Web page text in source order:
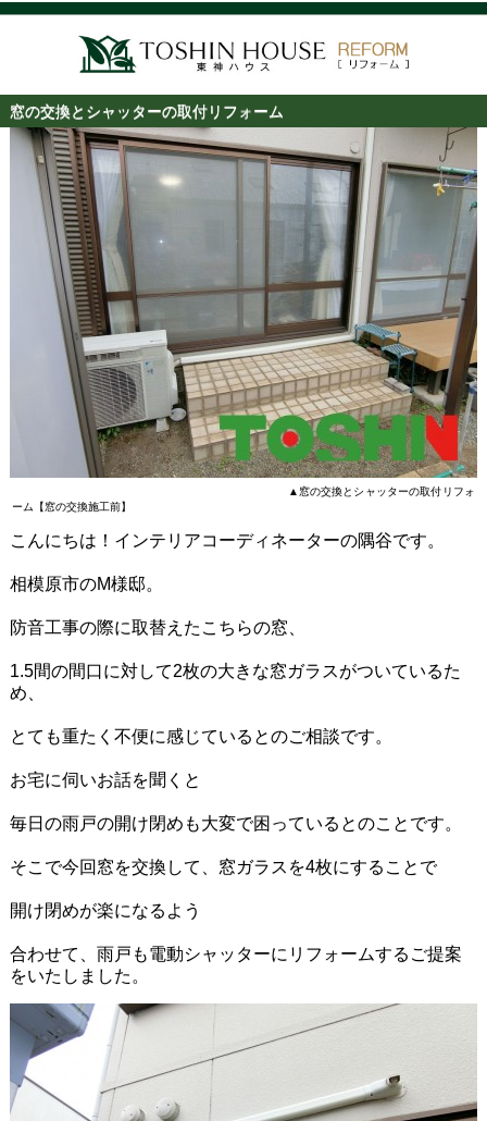
窓の交換とシャッターの取付リフォーム
▲窓の交換とシャッターの取付リフォ
ーム【窓の交換施工前】
こんにちは！インテリアコーディネーターの隅谷です。
相模原市のM様邸。
防音工事の際に取替えたこちらの窓、
1.5間の間口に対して2枚の大きな窓ガラスがついているた
め、
とても重たく不便に感じているとのご相談です。
お宅に伺いお話を聞くと
毎日の雨戸の開け閉めも大変で困っているとのことです。
そこで今回窓を交換して、窓ガラスを4枚にすることで
開け閉めが楽になるよう
合わせて、雨戸も電動シャッターにリフォームするご提案
をいたしました。